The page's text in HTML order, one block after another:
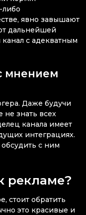
либо
явно завышают
дальнейшей
с адекватным
мнением
Даже будучи
знать всех
канала имеет
интеграциях.
с ним
рекламе?
стоит обратить
это красивые и